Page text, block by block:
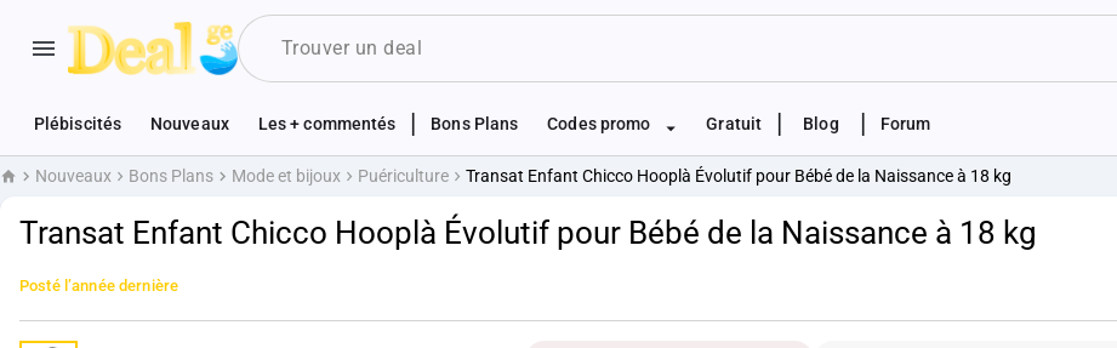
Plébiscités Nouveaux Les + commentés Bons Plans Codes promo Gratuit Blog Forum
AccueilNouveaux Bons Plans Mode et bijoux Puériculture Transat Enfant Chicco Hooplà Évolutif pour Bébé de la Naissance à 18 kg
Transat Enfant Chicco Hooplà Évolutif pour Bébé de la Naissance à 18 kg
Posté l’année dernière